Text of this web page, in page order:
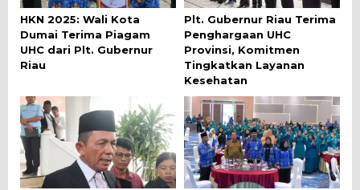
HKN 2025: Wali Kota
Dumai Terima Piagam
UHC dari Plt. Gubernur
Riau
Plt. Gubernur Riau Terima
Penghargaan UHC
Provinsi, Komitmen
Tingkatkan Layanan
Kesehatan